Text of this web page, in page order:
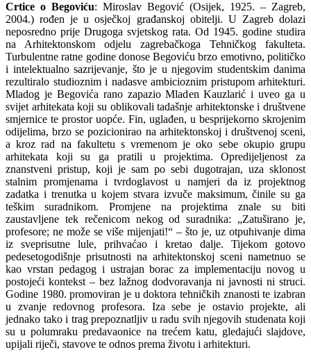
Crtice o Begoviću: Miroslav Begović (Osijek, 1925. – Zagreb,
2004.) rođen je u osječkoj građanskoj obitelji. U Zagreb dolazi
neposredno prije Drugoga svjetskog rata. Od 1945. godine studira
na Arhitektonskom odjelu zagrebačkoga Tehničkog fakulteta.
Turbulentne ratne godine donose Begoviću brzo emotivno, političko
i intelektualno sazrijevanje, što je u njegovim studentskim danima
rezultiralo studioznim i nadasve ambicioznim pristupom arhitekturi.
Mladog je Begovića rano zapazio Mladen Kauzlarić i uveo ga u
svijet arhitekata koji su oblikovali tadašnje arhitektonske i društvene
smjernice te prostor uopće. Fin, uglađen, u besprijekorno skrojenim
odijelima, brzo se pozicionirao na arhitektonskoj i društvenoj sceni,
a kroz rad na fakultetu s vremenom je oko sebe okupio grupu
arhitekata koji su ga pratili u projektima. Opredijeljenost za
znanstveni pristup, koji je sam po sebi dugotrajan, uza sklonost
stalnim promjenama i tvrdoglavost u namjeri da iz projektnog
zadatka i trenutka u kojem stvara izvuče maksimum, činile su ga
teškim suradnikom. Promjene na projektima znale su biti
zaustavljene tek rečenicom nekog od suradnika: „Zatuširano je,
profesore; ne može se više mijenjati!“ – što je, uz otpuhivanje dima
iz sveprisutne lule, prihvaćao i kretao dalje. Tijekom gotovo
pedesetogodišnje prisutnosti na arhitektonskoj sceni nametnuo se
kao vrstan pedagog i ustrajan borac za implementaciju novog u
postojeći kontekst – bez lažnog dodvoravanja ni javnosti ni struci.
Godine 1980. promoviran je u doktora tehničkih znanosti te izabran
u zvanje redovnog profesora. Iza sebe je ostavio projekte, ali
jednako tako i trag prepoznatljiv u radu svih njegovih studenata koji
su u polumraku predavaonice na trećem katu, gledajući slajdove,
upijali riječi, stavove te odnos prema životu i arhitekturi.